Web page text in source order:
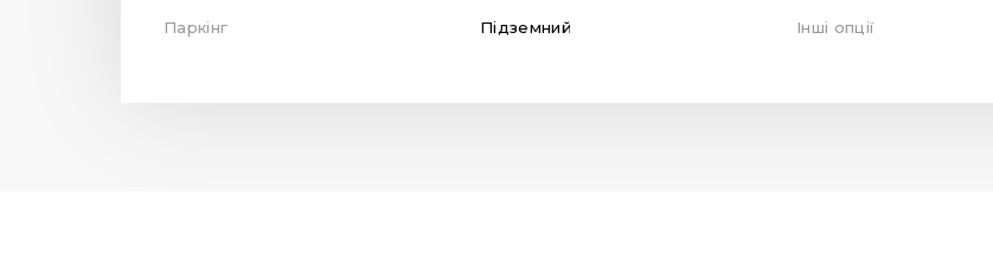
Паркінг Підземний Інші опції